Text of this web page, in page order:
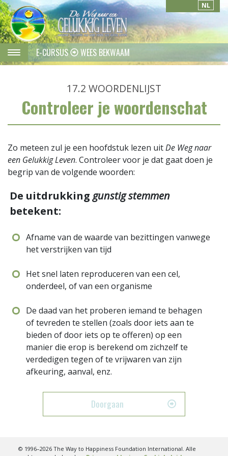
NL
E-CURSUS WEES BEKWAAM
17.2 WOORDENLIJST
Controleer je woordenschat
Zo meteen zul je een hoofdstuk lezen uitDe Weg naar
een Gelukkig Leven. Controleer voor je dat gaat doen je
begrip van de volgende woorden:
De uitdrukking gunstig stemmen
betekent:
Afname van de waarde van bezittingen vanwege
het verstrijken van tijd
Het snel laten reproduceren van een cel,
onderdeel, of van een organisme
De daad van het proberen iemand te behagen
of tevreden te stellen (zoals door iets aan te
bieden of door iets op te offeren) op een
manier die erop is berekend om zichzelf te
verdedigen tegen of te vrijwaren van zijn
afkeuring, aanval, enz.
Doorgaan
© 1996–2026 The Way to Happiness Foundation International. Alle